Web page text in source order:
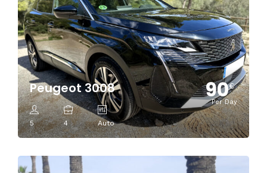
Peugeot 3008
5 4 Auto
90€
Per Day